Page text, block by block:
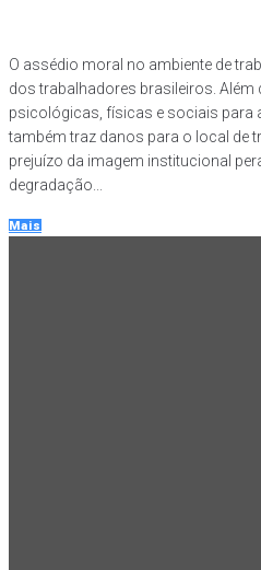
O assédio moral no ambiente de
dos trabalhadores brasileiros. Além
psicológicas, físicas e sociais para
também traz danos para o local de
prejuízo da imagem institucional
degradação...
Mais